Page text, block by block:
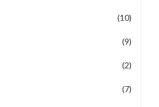
(10)
(9)
(2)
(7)